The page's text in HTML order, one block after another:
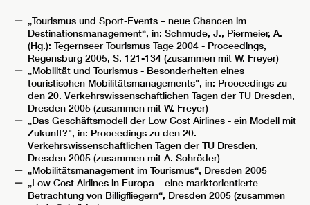
„Tourismus und Sport-Events – neue Chancen im
Destinationsmanagement“, in: Schmude, J., Piermeier, A.
(Hg.): Tegernseer Tourismus Tage 2004 - Proceedings,
Regensburg 2005, S. 121-134 (zusammen mit W. Freyer)
„Mobilität und Tourismus - Besonderheiten eines
touristischen Mobilitätsmanagements", in: Proceedings zu
den 20. Verkehrswissenschaftlichen Tagen der TU Dresden,
Dresden 2005 (zusammen mit W. Freyer)
„Das Geschäftsmodell der Low Cost Airlines - ein Modell mit
Zukunft?", in: Proceedings zu den 20.
Verkehrswissenschaftlichen Tagen der TU Dresden,
Dresden 2005 (zusammen mit A. Schröder)
„Mobilitätsmanagement im Tourismus“, Dresden 2005
„Low Cost Airlines in Europa – eine marktorientierte
Betrachtung von Billigfliegern“, Dresden 2005 (zusammen